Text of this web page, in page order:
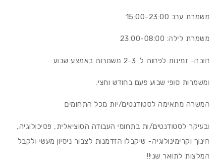
משמרת ערב 15:00-23:00
משמרת לילה: 23:00-08:00
חובה- זמינות לפחות ל: 2-3 משמרות באמצע שבוע
ומשמרות סופי שבוע פעם בחודש וחצי.
המשרה מתאימה לסטודנטים/יות מכל התחומים
ובעיקר לסטודנטים/ות בתחומי העבודה הסוציאלית, פסיכולוגיה,
חינוך וקרימינולוגיה- שיקבלו הזדמנות לצבור ניסיון מעשי ולקבל
המלצות לתואר שני!!